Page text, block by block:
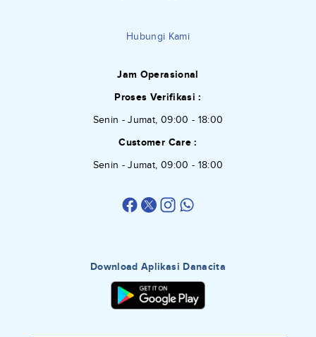
Hubungi Kami
Jam Operasional
Proses Verifikasi :
Senin - Jumat, 09:00 - 18:00
Customer Care :
Senin - Jumat, 09:00 - 18:00
Download Aplikasi Danacita